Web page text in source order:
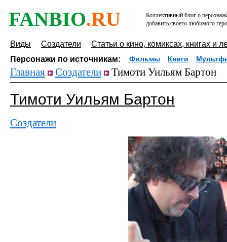
FANBIO.RU
Коллективный блог о
добавить своего любимого
Виды Создатели
Статьи о кино, комиксах, книгах и
Персонажи по источникам:
Фильмы Книги
Главная Создатели Тимоти Уильям Бартон
Тимоти Уильям Бартон
Создатели